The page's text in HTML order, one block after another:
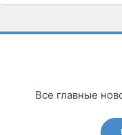
Все главные